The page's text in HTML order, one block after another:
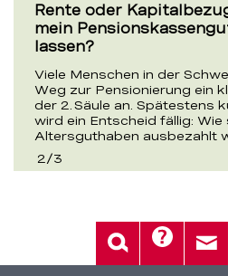
Rente oder
mein
lassen?
Viele Menschen in der
Weg zur Pensionierung ein
der 2. Säule an. Spätestens
wird ein Entscheid fällig: Wie
Altersguthaben ausbezahlt
2/3